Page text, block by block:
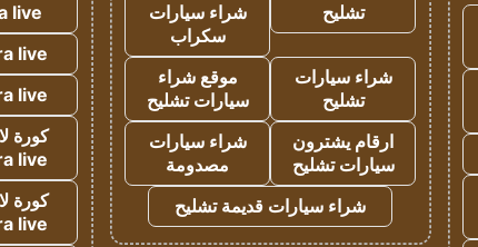
تشليح
شراء سيارات
سكراب
شراء سيارات
تشليح
موقع شراء
سيارات تشليح
ارقام يشترون
سيارات تشليح
شراء سيارات
مصدومة
شراء سيارات قديمة تشليح
live
live
live
كورة
live
كورة
live